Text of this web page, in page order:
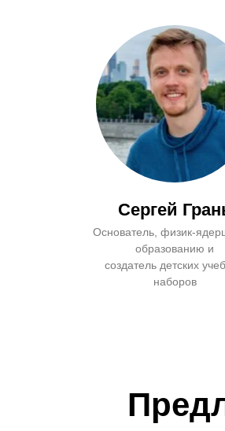
Сергей
Основатель, физик-
образованию и
создатель детских
наборов